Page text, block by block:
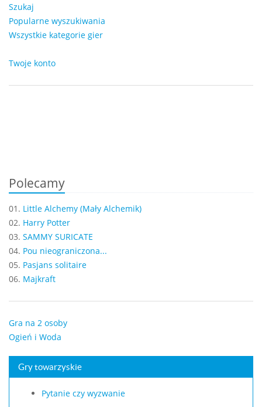
Szukaj
Popularne wyszukiwania
Wszystkie kategorie gier
Twoje konto
Polecamy
01. Little Alchemy (Mały Alchemik)
02. Harry Potter
03. SAMMY SURICATE
04. Pou nieograniczona...
05. Pasjans solitaire
06. Majkraft
Gra na 2 osoby
Ogień i Woda
Gry towarzyskie
Pytanie czy wyzwanie